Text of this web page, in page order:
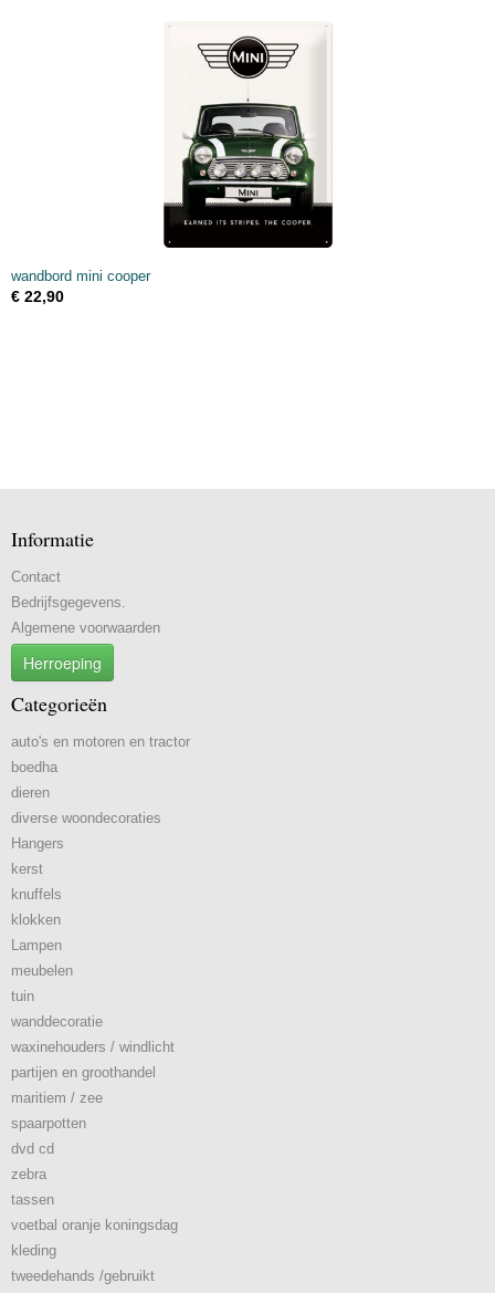
wandbord mini cooper
€ 22,90
Informatie
Contact
Bedrijfsgegevens.
Algemene voorwaarden
Herroeping
Categorieën
auto's en motoren en tractor
boedha
dieren
diverse woondecoraties
Hangers
kerst
knuffels
klokken
Lampen
meubelen
tuin
wanddecoratie
waxinehouders / windlicht
partijen en groothandel
maritiem / zee
spaarpotten
dvd cd
zebra
tassen
voetbal oranje koningsdag
kleding
tweedehands /gebruikt